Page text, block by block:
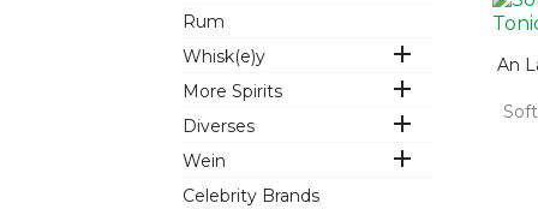
Rum
Whisk(e)y

More Spirits 
Diverses 
Wein 
Celebrity Brands
An